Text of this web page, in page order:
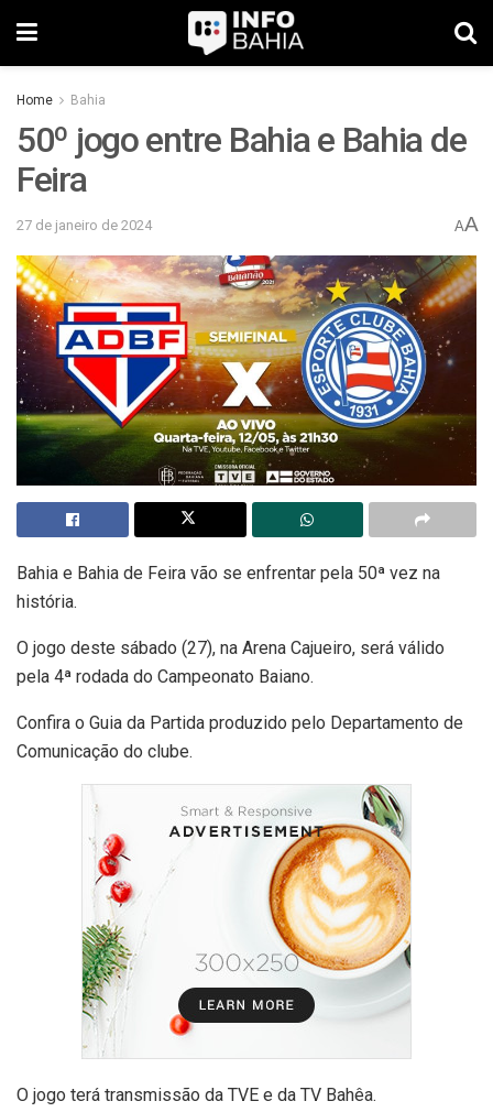
Home Bahia
50º jogo entre Bahia e Bahia de
Feira
27 de janeiro de 2024 AA
Bahia e Bahia de Feira vão se enfrentar pela 50ª vez na
história.
O jogo deste sábado (27), na Arena Cajueiro, será válido
pela 4ª rodada do Campeonato Baiano.
Confira o Guia da Partida produzido pelo Departamento de
Comunicação do clube.
O jogo terá transmissão da TVE e da TV Bahêa.